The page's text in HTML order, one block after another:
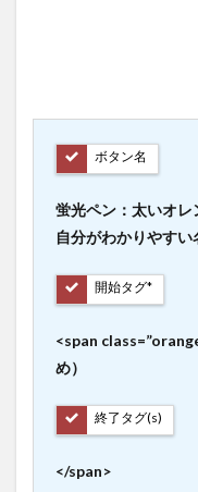
ボタン名
蛍光ペン：太いオ
自分がわかりやすい
開始タグ*
<span
め）
終了タグ(s)
</span>